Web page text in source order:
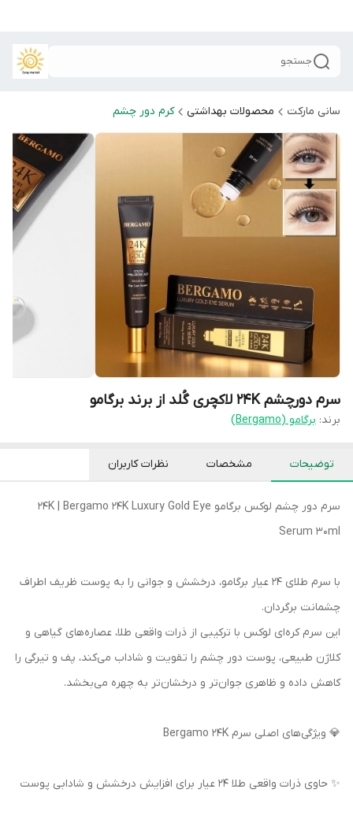
جستجو
سانی مارکت محصولات بهداشتی کرم دور چشم
سرم دورچشم 24K لاکچری گُلد از برند برگامو
برند: برگامو (Bergamo)
توضیحات مشخصات نظرات کاربران
سرم دور چشم لوکس برگامو 24K | Bergamo 24K Luxury Gold Eye
Serum 30ml
با سرم طلای 24 عیار برگامو، درخشش و جوانی را به پوست ظریف اطراف
چشمانت برگردان.
این سرم کره‌ای لوکس با ترکیبی از ذرات واقعی طلا، عصاره‌های گیاهی و
کلاژن طبیعی، پوست دور چشم را تقویت و شاداب می‌کند، پف و تیرگی را
کاهش داده و ظاهری جوان‌تر و درخشان‌تر به چهره می‌بخشد.
💎 ویژگی‌های اصلی سرم Bergamo 24K
✨ حاوی ذرات واقعی طلا 24 عیار برای افزایش درخشش و شادابی پوست